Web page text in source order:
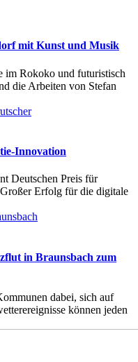
mit Kunst und Musik
Rokoko und futuristisch
die Arbeiten von Stefan
Innovation
Deutschen Preis für
Erfolg für die digitale
in Braunsbach zum
dabei, sich auf
können jeden